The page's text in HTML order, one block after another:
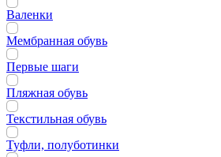
Валенки
Мембранная обувь
Первые шаги
Пляжная обувь
Текстильная обувь
Туфли, полуботинки